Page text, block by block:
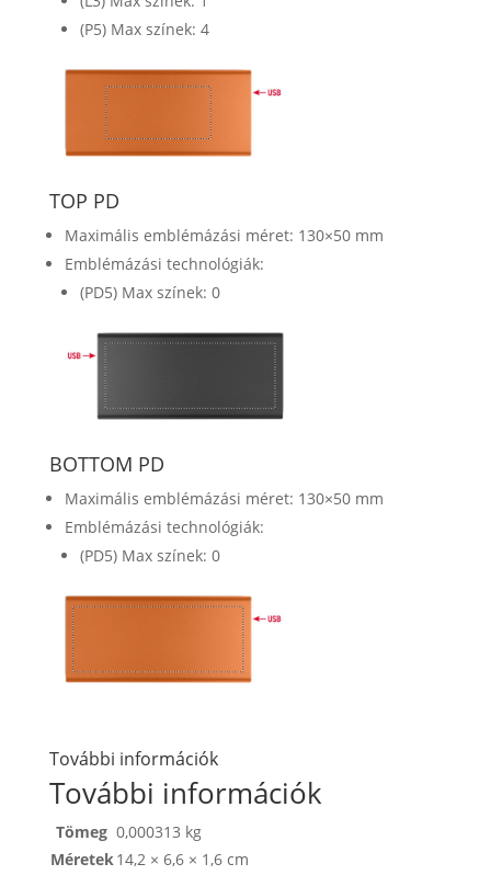
(P5) Max színek: 4
TOP PD
Maximális emblémázási méret: 130×50 mm
Emblémázási technológiák:
(PD5) Max színek: 0
BOTTOM PD
Maximális emblémázási méret: 130×50 mm
Emblémázási technológiák:
(PD5) Max színek: 0
További információk
További információk
Tömeg 0,000313 kg
Méretek14,2 × 6,6 × 1,6 cm